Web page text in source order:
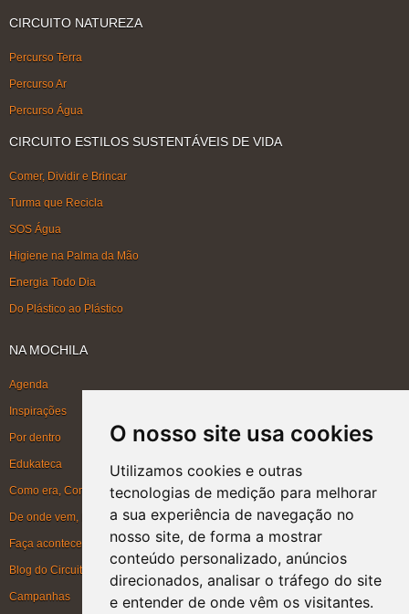
O nosso site usa cookies
Utilizamos cookies e outras
tecnologias de medição para melhorar
a sua experiência de navegação no
nosso site, de forma a mostrar
conteúdo personalizado, anúncios
direcionados, analisar o tráfego do site
e entender de onde vêm os visitantes.
CIRCUITO NATUREZA
Percurso Terra
Percurso Ar
Percurso Água
CIRCUITO ESTILOS SUSTENTÁVEIS DE VIDA
Comer, Dividir e Brincar
Turma que Recicla
SOS Água
Higiene na Palma da Mão
Energia Todo Dia
Do Plástico ao Plástico
NA MOCHILA
Agenda
Inspirações
Por dentro
Edukateca
Como era, Como ficou, Como será
De onde vem, Para onde vai
Faça acontecer
Blog do Circuito
Campanhas